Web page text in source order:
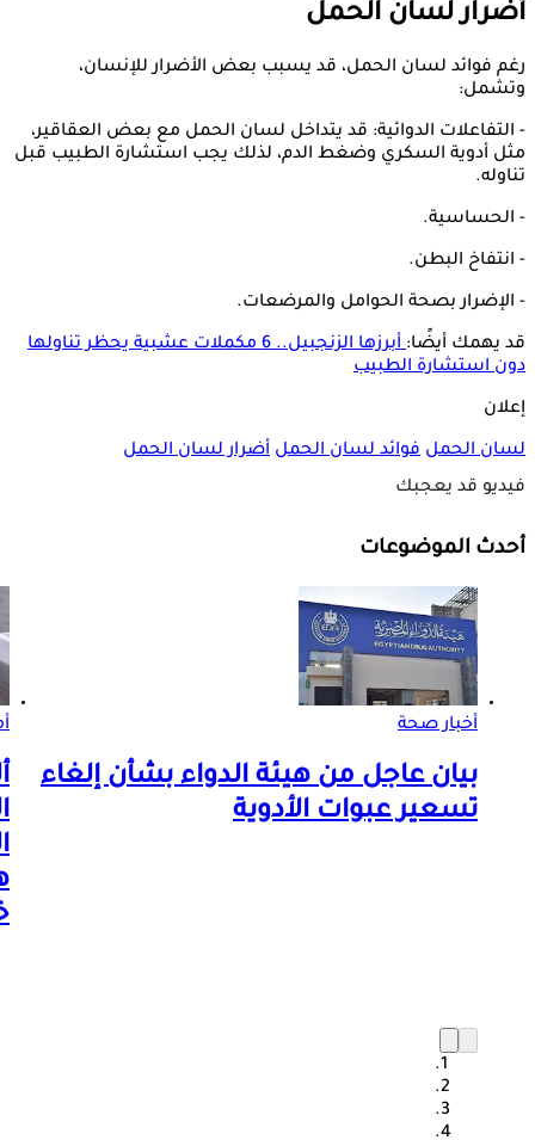
أضرار لسان الحمل
رغم فوائد لسان الحمل، قد يسبب بعض الأضرار للإنسان،
وتشمل:
- التفاعلات الدوائية: قد يتداخل لسان الحمل مع بعض العقاقير،
مثل أدوية السكري وضغط الدم، لذلك يجب استشارة الطبيب قبل
تناوله.
- الحساسية.
- انتفاخ البطن.
- الإضرار بصحة الحوامل والمرضعات.
قد يهمك أيضًا:
أبرزها الزنجبيل.. 6 مكملات عشبية يحظر تناولها
دون استشارة الطبيب
إعلان
لسان الحمل فوائد لسان الحمل أضرار لسان الحمل
فيديو قد يعجبك
أحدث الموضوعات
أخبار صحة
بيان عاجل من هيئة الدواء بشأن إلغاء
تسعير عبوات الأدوية